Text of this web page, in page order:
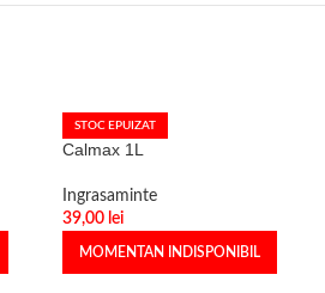
STOC EPUIZAT
Calmax 1L
Ingrasaminte
39,00 lei
MOMENTAN INDISPONIBIL